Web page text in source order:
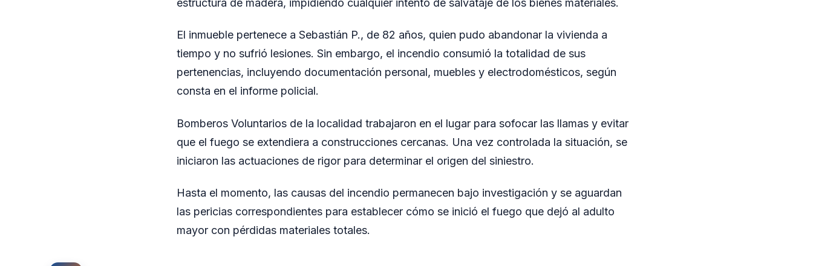
El inmueble pertenece a Sebastián P., de 82 años, quien pudo abandonar la vivienda a
tiempo y no sufrió lesiones. Sin embargo, el incendio consumió la totalidad de sus
pertenencias, incluyendo documentación personal, muebles y electrodomésticos, según
consta en el informe policial.
Bomberos Voluntarios de la localidad trabajaron en el lugar para sofocar las llamas y evitar
que el fuego se extendiera a construcciones cercanas. Una vez controlada la situación, se
iniciaron las actuaciones de rigor para determinar el origen del siniestro.
Hasta el momento, las causas del incendio permanecen bajo investigación y se aguardan
las pericias correspondientes para establecer cómo se inició el fuego que dejó al adulto
mayor con pérdidas materiales totales.